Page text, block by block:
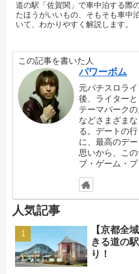
道の駅「佐賀関」で車中泊する際
たほうがいいもの、そもそも車中
いて、わかりやすく解説します。
この記事を書いた人
パワーボム
元パチスロラ
後、ライター
テーマパーク
などさまざま
る。デートの
に、最高のデ
思いから、こ
ブ・ゲーム・
人気記事
【京都全
きる道の
り！